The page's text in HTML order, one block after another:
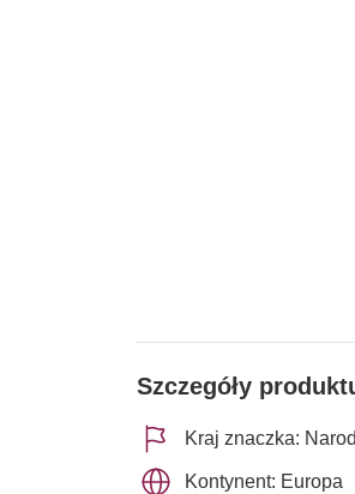
Szczegóły
Kraj znaczka:
Kontynent: Europa